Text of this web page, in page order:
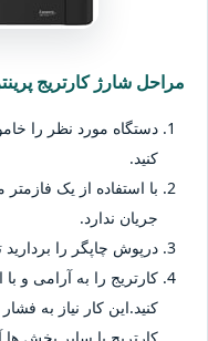
مراحل شارژ کارتریج
دستگاه مورد نظر را
کنید.
با استفاده از یک
جریان ندارد.
درپوش چاپگر را
کارتریج را به آرامی
کنید.این کار نیاز به